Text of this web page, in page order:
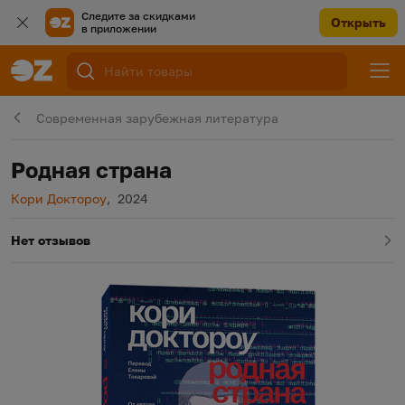
Следите за скидками
в приложении
Открыть
Современная зарубежная литература
Родная страна
Автор
Кори Доктороу, Год издания
2024
Нет отзывов